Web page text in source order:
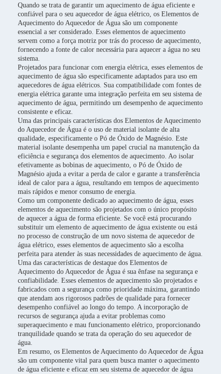
Quando se trata de garantir um aquecimento de água eficiente e
confiável para o seu aquecedor de água elétrico, os Elementos de
Aquecimento do Aquecedor de Água são um componente
essencial a ser considerado. Esses elementos de aquecimento
servem como a força motriz por trás do processo de aquecimento,
fornecendo a fonte de calor necessária para aquecer a água no seu
sistema.
Projetados para funcionar com energia elétrica, esses elementos de
aquecimento de água são especificamente adaptados para uso em
aquecedores de água elétricos. Sua compatibilidade com fontes de
energia elétrica garante uma integração perfeita em seu sistema de
aquecimento de água, permitindo um desempenho de aquecimento
consistente e eficaz.
Uma das principais características dos Elementos de Aquecimento
do Aquecedor de Água é o uso de material isolante de alta
qualidade, especificamente o Pó de Óxido de Magnésio. Este
material isolante desempenha um papel crucial na manutenção da
eficiência e segurança dos elementos de aquecimento. Ao isolar
efetivamente as bobinas de aquecimento, o Pó de Óxido de
Magnésio ajuda a evitar a perda de calor e garante a transferência
ideal de calor para a água, resultando em tempos de aquecimento
mais rápidos e menor consumo de energia.
Como um componente dedicado ao aquecimento de água, esses
elementos de aquecimento são projetados com o único propósito
de aquecer a água de forma eficiente. Se você está procurando
substituir um elemento de aquecimento de água existente ou está
no processo de construção de um novo sistema de aquecedor de
água elétrico, esses elementos de aquecimento são a escolha
perfeita para atender às suas necessidades de aquecimento de água.
Uma das características de destaque dos Elementos de
Aquecimento do Aquecedor de Água é sua ênfase na segurança e
confiabilidade. Esses elementos de aquecimento são projetados e
fabricados com a segurança como prioridade máxima, garantindo
que atendam aos rigorosos padrões de qualidade para fornecer
desempenho confiável ao longo do tempo. A incorporação de
recursos de segurança ajuda a evitar problemas como
superaquecimento e mau funcionamento elétrico, proporcionando
tranquilidade quando se trata da operação do seu aquecedor de
água.
Em resumo, os Elementos de Aquecimento do Aquecedor de Água
são um componente vital para quem busca manter o aquecimento
de água eficiente e eficaz em seu sistema de aquecedor de água